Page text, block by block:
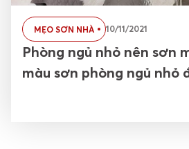
MẸO SƠN NHÀ 10/11/2021
Phòng ngủ nhỏ nên sơn
màu sơn phòng ngủ nhỏ